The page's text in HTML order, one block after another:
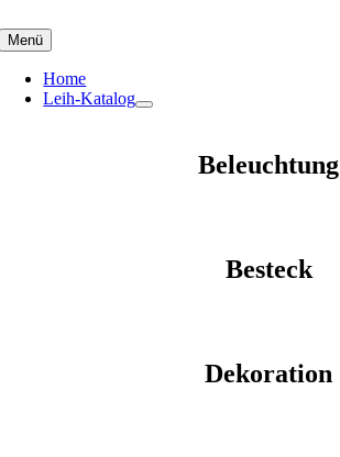
to
content
Menü
Home
Leih-Katalog
Beleuchtung
Besteck
Dekoration